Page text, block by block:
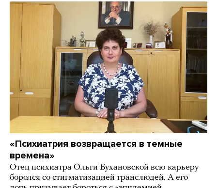
«Психиатрия возвращается в темные
времена»
Отец психиатра Ольги Бухановской всю карьеру
боролся со стигматизацией транслюдей. А его